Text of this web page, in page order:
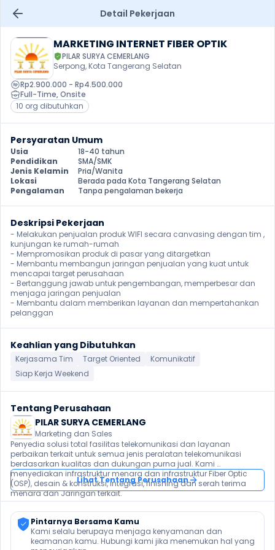
Detail Pekerjaan
MARKETING INTERNET FIBER OPTIK
PILAR SURYA CEMERLANG
Serpong, Kota Tangerang Selatan
Rp2.900.000 - Rp4.500.000
Full-Time, Onsite
10 org dibutuhkan
Persyaratan Umum
Usia
18-40 tahun
Pendidikan
SMA/SMK
Jenis Kelamin
Pria/Wanita
Lokasi
Berada pada Kota Tangerang Selatan
Pengalaman
Tanpa pengalaman bekerja
Deskripsi Pekerjaan
- Melakukan penjualan produk WIFI secara canvasing dengan tim ,
kunjungan ke rumah-rumah
- Mempromosikan produk di pasar yang ditargetkan
- Membantu membangun jaringan penjualan yang kuat untuk
mencapai target perusahaan
- Bertanggung jawab untuk pengembangan, memperbesar dan
menjaga jaringan penjualan
- Membantu dalam memberikan layanan dan mempertahankan
pelanggan
Keahlian yang Dibutuhkan
Kerjasama Tim Target Oriented
Komunikatif
Siap Kerja Weekend
Tentang Perusahaan
PILAR SURYA CEMERLANG
Marketing dan Sales
Penyedia solusi total fasilitas telekomunikasi dan layanan
perbaikan terkait untuk semua jenis peralatan telekomunikasi
berdasarkan kualitas dan dukungan purna jual. Kami
menyediakan infrastruktur menara dan infrastruktur Fiber Optic
(OSP), desain & konstruksi, integrasi, finishing dan serah terima
menara dan Jaringan terkait.
Lihat Tentang Perusahaan
Pintarnya Bersama Kamu
Kami selalu berupaya menjaga kenyamanan dan
keamanan kamu. Hubungi kami jika menemukan hal yang